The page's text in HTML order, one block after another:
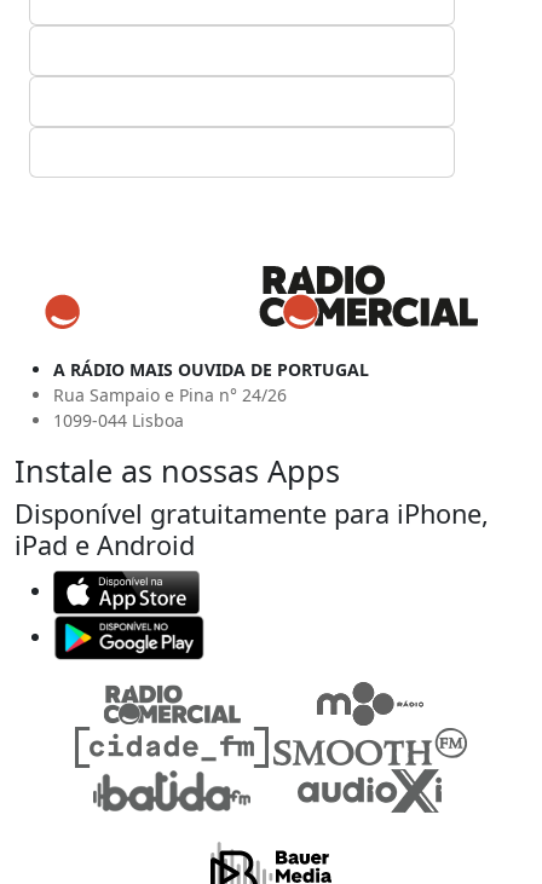
A RÁDIO MAIS OUVIDA DE PORTUGAL
Rua Sampaio e Pina n° 24/26
1099-044 Lisboa
Instale as nossas Apps
Disponível gratuitamente para iPhone,
iPad e Android